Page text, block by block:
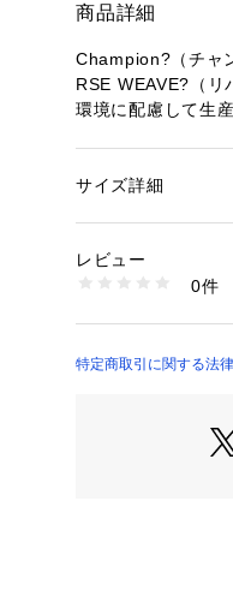
商品詳細
Champion?（チャ
RSE WEAVE?（リ
環境に配慮して生
ブ? 9.4オンス ジ
本来は縦方向に使
ERSE WEAVE?」
りスムーズにして
性別：メンズ
商品番号：
00503051003 （ショ
サイズ詳細
レビュー
0件
特定商取引に関する法